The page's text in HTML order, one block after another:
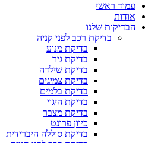
עמוד ראשי
אודות
הבדיקות שלנו
בדיקת רכב לפני קניה
בדיקת מנוע
בדיקת גיר
בדיקת שילדה
בדיקת צמיגים
בדיקת בלמים
בדיקת היגוי
בדיקת מצבר
כיוון פרונט
בדיקת סוללה היברידית